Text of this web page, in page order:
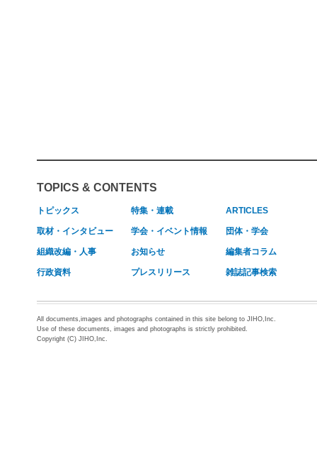
TOPICS & CONTENTS
トピックス 特集・連載 ARTICLES
取材・インタビュー 学会・イベント情報 団体・学会
組織改編・人事 お知らせ 編集者コラム
行政資料 プレスリリース 雑誌記事検索
All documents,images and photographs contained in this site belong to JIHO,Inc.
Use of these documents, images and photographs is strictly prohibited.
Copyright (C) JIHO,Inc.